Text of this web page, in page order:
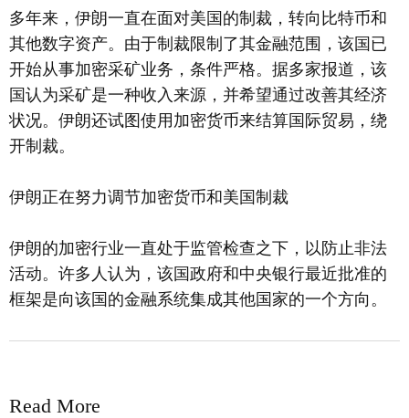
多年来，伊朗一直在面对美国的制裁，转向比特币和
其他数字资产。由于制裁限制了其金融范围，该国已
开始从事加密采矿业务，条件严格。据多家报道，该
国认为采矿是一种收入来源，并希望通过改善其经济
状况。伊朗还试图使用加密货币来结算国际贸易，绕
开制裁。
伊朗正在努力调节加密货币和美国制裁
伊朗的加密行业一直处于监管检查之下，以防止非法
活动。许多人认为，该国政府和中央银行最近批准的
框架是向该国的金融系统集成其他国家的一个方向。
Read More